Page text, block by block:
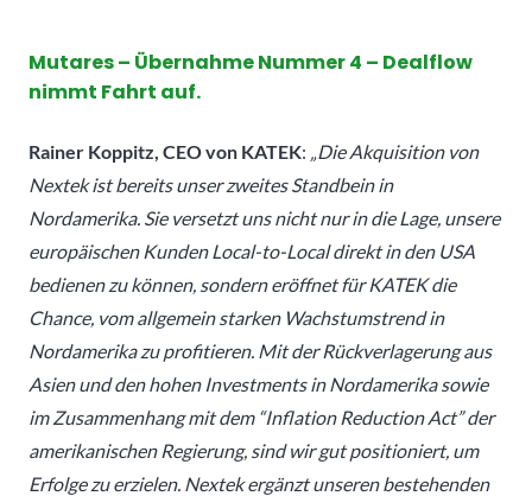
Mutares – Übernahme Nummer 4 – Dealflow
nimmt Fahrt auf.
Rainer Koppitz, CEO von KATEK: „Die Akquisition von
Nextek ist bereits unser zweites Standbein in
Nordamerika. Sie versetzt uns nicht nur in die Lage, unsere
europäischen Kunden Local-to-Local direkt in den USA
bedienen zu können, sondern eröffnet für KATEK die
Chance, vom allgemein starken Wachstumstrend in
Nordamerika zu profitieren. Mit der Rückverlagerung aus
Asien und den hohen Investments in Nordamerika sowie
im Zusammenhang mit dem “Inflation Reduction Act” der
amerikanischen Regierung, sind wir gut positioniert, um
Erfolge zu erzielen. Nextek ergänzt unseren bestehenden